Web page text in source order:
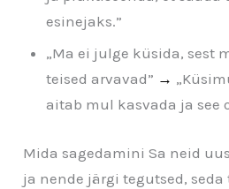
esinejaks.”
„Ma ei julge küsida, sest
teised arvavad” →
aitab mul kasvada ja see
Mida sagedamini Sa neid
ja nende järgi tegutsed,